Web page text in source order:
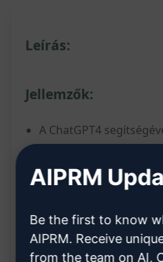
Leírás:
Jellemzők:
A ChatGPT4
Diggity Guest Post
megtalálásában
Személyre szabott
AIPRM
Be the first to know
AIPRM. Receive
from the team on AI,